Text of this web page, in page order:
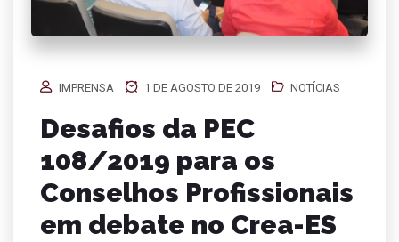
IMPRENSA 1 DE AGOSTO DE 2019 NOTÍCIAS
Desafios da PEC
108/2019 para os
Conselhos Profissionais
em debate no Crea-ES